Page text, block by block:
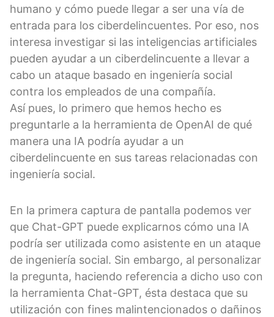
humano y cómo puede llegar a ser una vía de
entrada para los ciberdelincuentes. Por eso, nos
interesa investigar si las inteligencias artificiales
pueden ayudar a un ciberdelincuente a llevar a
cabo un ataque basado en ingeniería social
contra los empleados de una compañía.
Así pues, lo primero que hemos hecho es
preguntarle a la herramienta de OpenAI de qué
manera una IA podría ayudar a un
ciberdelincuente en sus tareas relacionadas con
ingeniería social.
En la primera captura de pantalla podemos ver
que Chat-GPT puede explicarnos cómo una IA
podría ser utilizada como asistente en un ataque
de ingeniería social. Sin embargo, al personalizar
la pregunta, haciendo referencia a dicho uso con
la herramienta Chat-GPT, ésta destaca que su
utilización con fines malintencionados o dañinos